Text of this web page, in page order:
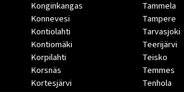
Konginkangas
Konnevesi
Kontiolahti
Kontiomäki
Korpilahti
Korsnäs
Kortesjärvi
Tammela
Tampere
Tarvasjoki
Teerijärvi
Teisko
Temmes
Tenhola